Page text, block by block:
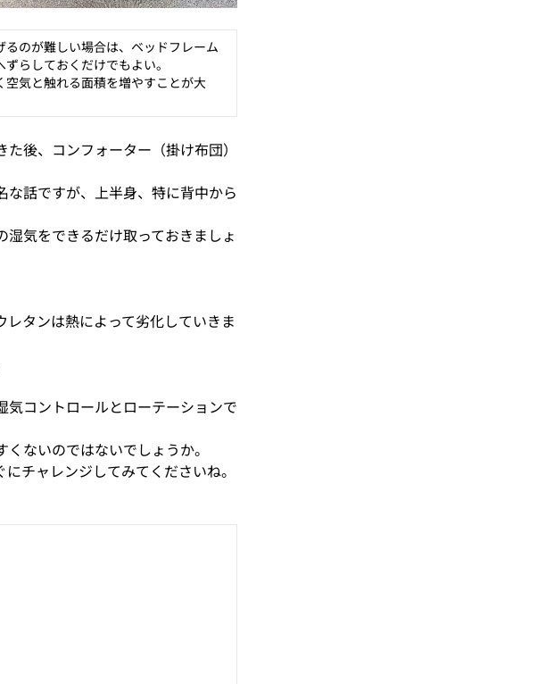
るのが難しい場合は、ベッドフレーム
ずらしておくだけでもよい。
空気と触れる面積を増やすことが大
後、コンフォーター（掛け布団）
話ですが、上半身、特に背中から
気をできるだけ取っておきましょ
タンは熱によって劣化していきま
コントロールとローテーションで
ないのではないでしょうか。
チャレンジしてみてくださいね。